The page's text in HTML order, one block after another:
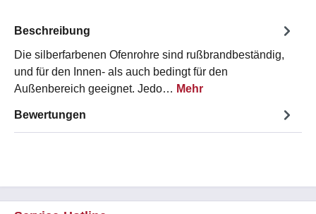
Beschreibung
Die silberfarbenen Ofenrohre sind rußbrandbeständig,
und für den Innen- als auch bedingt für den
Außenbereich geeignet. Jedo… Mehr
Bewertungen